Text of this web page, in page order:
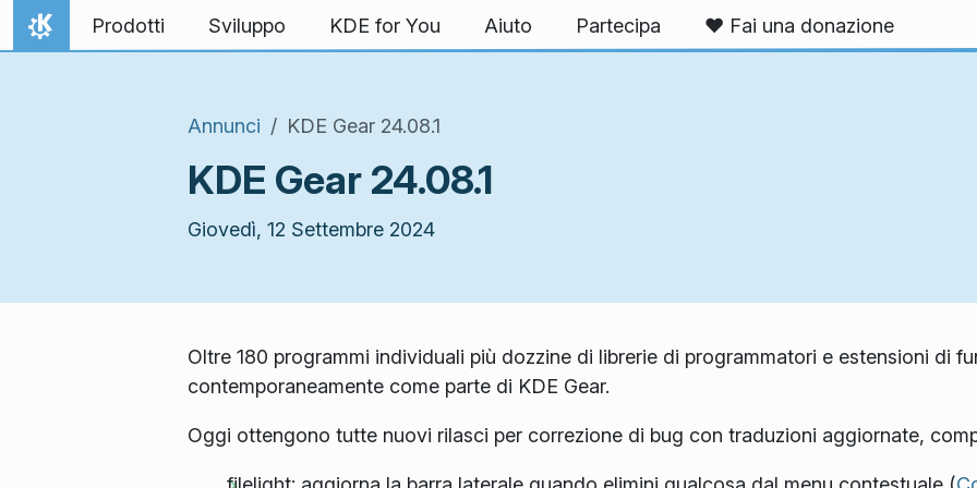
Passa al contenuto
Pagina iniziale
Prodotti Sviluppo KDE for You Aiuto Partecipa ❤️ Fai una donazione
Annunci KDE Gear 24.08.1
KDE Gear 24.08.1
Giovedì, 12 Settembre 2024
Oltre 180 programmi individuali più dozzine di librerie di programmatori e estensioni di
contemporaneamente come parte di KDE Gear.
Oggi ottengono tutte nuovi rilasci per correzione di bug con traduzioni aggiornate,